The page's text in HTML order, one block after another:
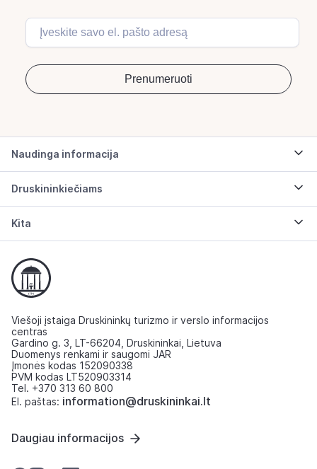
Naudinga informacija
Druskininkiečiams
Kita
Viešoji įstaiga Druskininkų turizmo ir verslo informacijos
centras
Gardino g. 3, LT-66204, Druskininkai, Lietuva
Duomenys renkami ir saugomi JAR
Įmonės kodas 152090338
PVM kodas LT520903314
Tel. +370 313 60 800
El. paštas: information@druskininkai.lt
Daugiau informacijos